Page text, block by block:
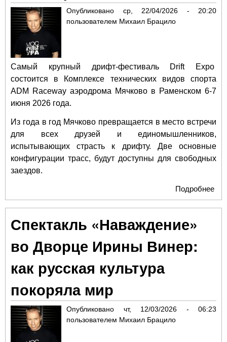
Опубликовано ср, 22/04/2026 - 20:20
пользователем Михаил Брацило
Самый крупный дрифт-фестиваль Drift Expo
состоится в Комплексе технических видов спорта
ADM Raceway аэродрома Мячково в Раменском 6-7
июня 2026 года.
Из года в год Мячково превращается в место встречи
для всех друзей и единомышленников,
испытывающих страсть к дрифту. Две основные
конфигурации трасс, будут доступны для свободных
заездов.
Подробнее
Спектакль «Наваждение»
во Дворце Ирины Винер:
как русская культура
покоряла мир
Опубликовано чт, 12/03/2026 - 06:23
пользователем Михаил Брацило